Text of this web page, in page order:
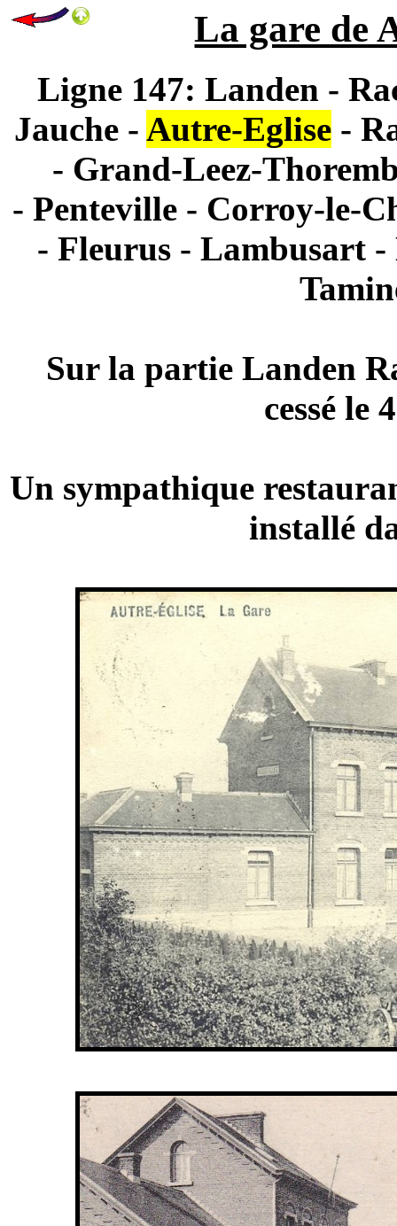
La gare de
Ligne 147: Landen -
Jauche - Autre-Eglise -
- Grand-Leez-
- Penteville - Corroy-le-
- Fleurus - Lambusart
Sur la partie Landen
cessé le
Un sympathique
installé